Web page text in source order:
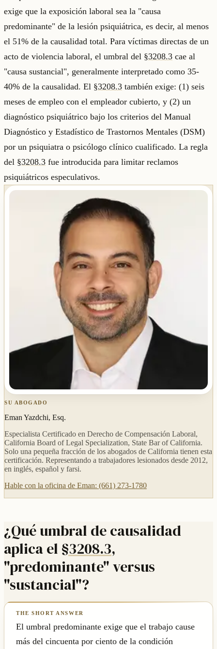
exige que la exposición laboral sea la "causa
predominante" de la lesión psiquiátrica, es decir, al menos
el 51% de la causalidad total. Para víctimas directas de un
acto de violencia laboral, el umbral del §3208.3 cae al
"causa sustancial", generalmente interpretado como 35-
40% de la causalidad. El §3208.3 también exige: (1) seis
meses de empleo con el empleador cubierto, y (2) un
diagnóstico psiquiátrico bajo los criterios del Manual
Diagnóstico y Estadístico de Trastornos Mentales (DSM)
por un psiquiatra o psicólogo clínico cualificado. La regla
del §3208.3 fue introducida para limitar reclamos
psiquiátricos especulativos.
SU ABOGADO
Eman Yazdchi, Esq.
Especialista Certificado en Derecho de Compensación Laboral,
California Board of Legal Specialization, State Bar of California.
Solo una pequeña fracción de los abogados de California tienen esta
certificación. Representando a trabajadores lesionados desde 2012,
en inglés, español y farsi.
Hable con la oficina de Eman: (661) 273-1780
¿Qué umbral de causalidad
aplica el §3208.3,
"predominante" versus
"sustancial"?
El umbral predominante exige que el trabajo cause
más del cincuenta por ciento de la condición